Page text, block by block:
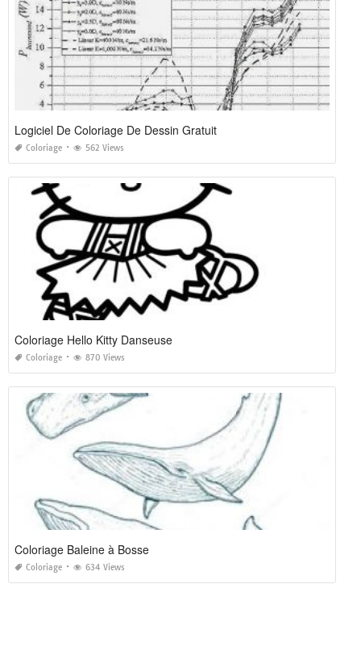
Logiciel De Coloriage De Dessin Gratuit
Coloriage 562 Views
Coloriage Hello Kitty Danseuse
Coloriage 870 Views
Coloriage Baleine à Bosse
Coloriage 634 Views